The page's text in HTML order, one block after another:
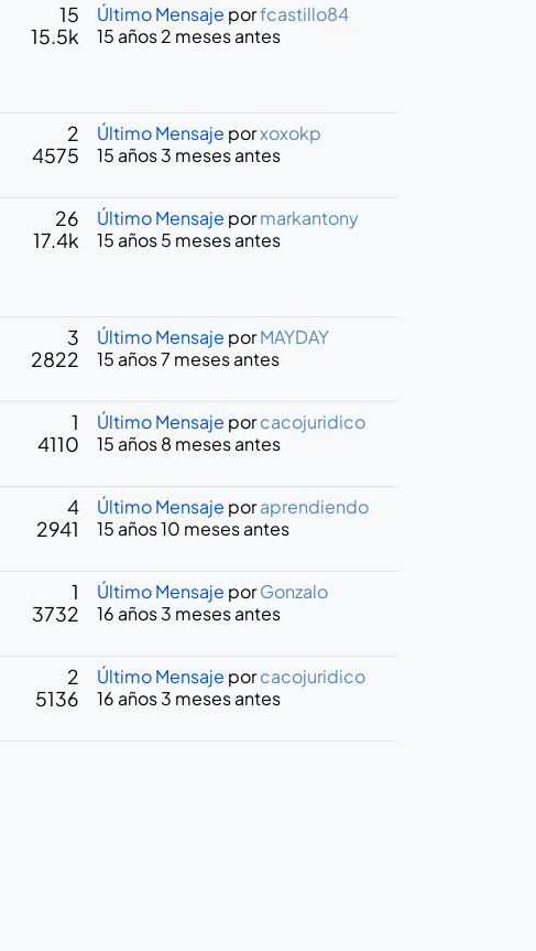
15
15.5k
Último Mensaje porfcastillo84
15 años 2 meses antes
2
4575
Último Mensaje porxoxokp
15 años 3 meses antes
26
17.4k
Último Mensaje pormarkantony
15 años 5 meses antes
3
2822
Último Mensaje porMAYDAY
15 años 7 meses antes
1
4110
Último Mensaje porcacojuridico
15 años 8 meses antes
4
2941
Último Mensaje poraprendiendo
15 años 10 meses antes
1
3732
Último Mensaje porGonzalo
16 años 3 meses antes
2
5136
Último Mensaje porcacojuridico
16 años 3 meses antes